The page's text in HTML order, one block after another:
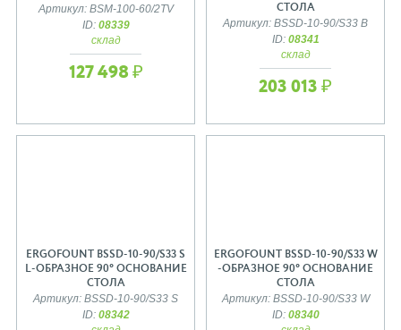
Артикул: BSM-100-60/2TV
ID: 08339
склад
127 498 ₽
СТОЛА
Артикул: BSSD-10-90/S33 B
ID: 08341
склад
203 013 ₽
ERGOFOUNT BSSD-10-90/S33 S
L-ОБРАЗНОЕ 90° ОСНОВАНИЕ
СТОЛА
Артикул: BSSD-10-90/S33 S
ID: 08342
ERGOFOUNT BSSD-10-90/S33 W
-ОБРАЗНОЕ 90° ОСНОВАНИЕ
СТОЛА
Артикул: BSSD-10-90/S33 W
ID: 08340